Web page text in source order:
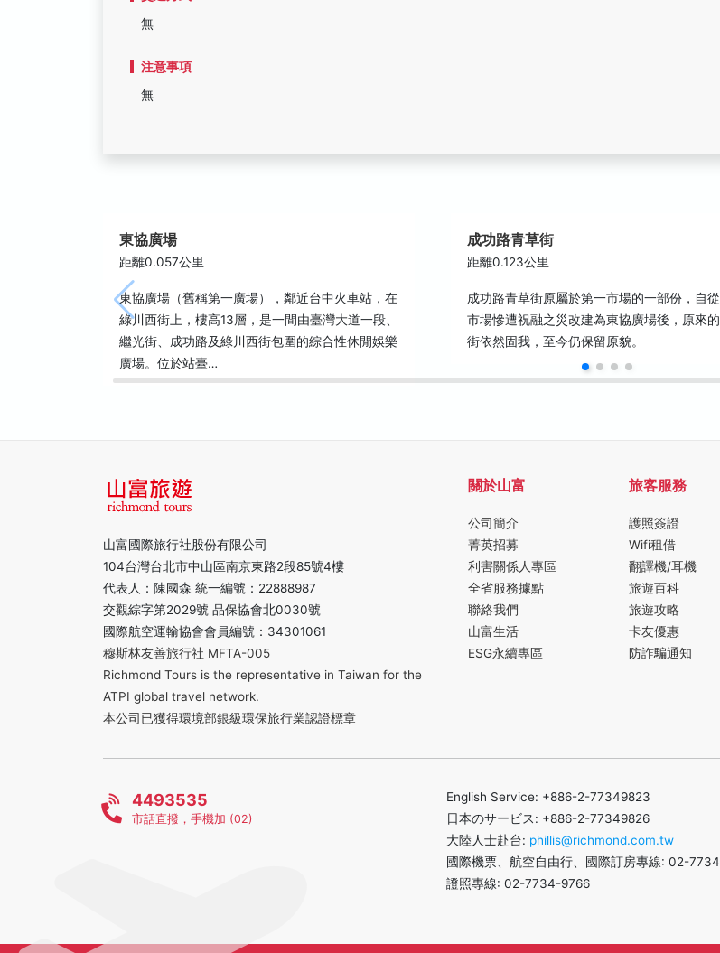
無
注意事項
無
東協廣場
距離0.057公里
東協廣場（舊稱第一廣場），鄰近台中火車站，在
綠川西街上，樓高13層，是一間由臺灣大道一段、
繼光街、成功路及綠川西街包圍的綜合性休閒娛樂
廣場。位於站臺…
成功路青草街
距離0.123公里
成功路青草街原屬於第一市場的一部份，自
市場慘遭祝融之災改建為東協廣場後，原來
街依然固我，至今仍保留原貌。
山富國際旅行社股份有限公司
104台灣台北市中山區南京東路2段85號4樓
代表人：陳國森 統一編號：22888987
交觀綜字第2029號 品保協會北0030號
國際航空運輸協會會員編號：34301061
穆斯林友善旅行社 MFTA-005
Richmond Tours is the representative in Taiwan for the
ATPI global travel network.
本公司已獲得環境部銀級環保旅行業認證標章
關於山富
公司簡介
菁英招募
利害關係人專區
全省服務據點
聯絡我們
山富生活
ESG永續專區
旅客服務
護照簽證
Wifi租借
翻譯機/耳機
旅遊百科
旅遊攻略
卡友優惠
防詐騙通知
4493535
市話直撥，手機加 (02)
English Service: +886-2-77349823
日本のサービス: +886-2-77349826
大陸人士赴台: phillis@richmond.com.tw
國際機票、航空自由行、國際訂房專線: 02-
證照專線: 02-7734-9766